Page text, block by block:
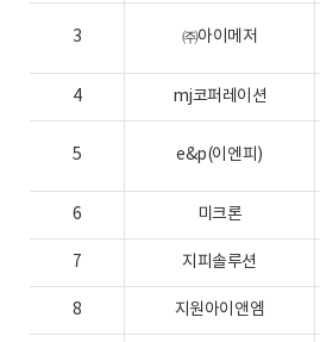
3 ㈜아이메저
4 mj코퍼레이션
5 e&p(이엔피)
6 미크론
7 지피솔루션
8 지원아이앤엠